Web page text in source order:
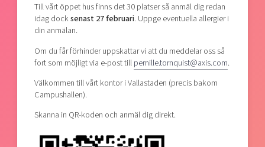
Till vårt öppet hus finns det 30 platser så anmäl dig redan
idag docksenast 27 februari. Uppge eventuella allergier i
din anmälan.
Om du får förhinder uppskattar vi att du meddelar oss så
fort som möjligt via e-post tillpernille.tornquist@axis.com.
Välkommen till vårt kontor i Vallastaden (precis bakom
Campushallen).
Skanna in QR-koden och anmäl dig direkt.